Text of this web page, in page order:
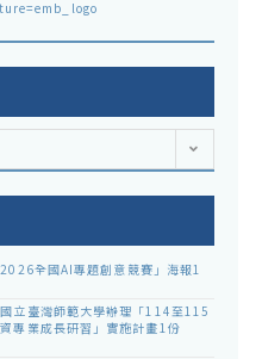
全國AI專題創意競賽」海報1
立臺灣師範大學辦理「114至115
專業成長研習」實施計畫1份